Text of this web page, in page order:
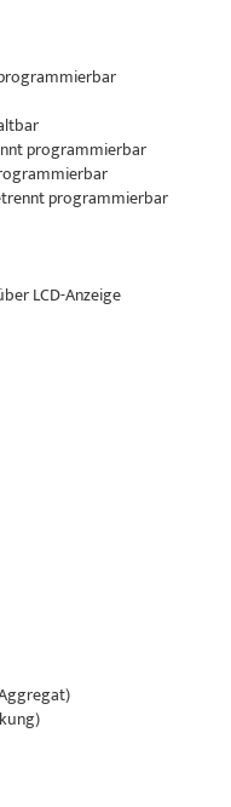
programmierbar
programmierbar
LCD-Anzeige